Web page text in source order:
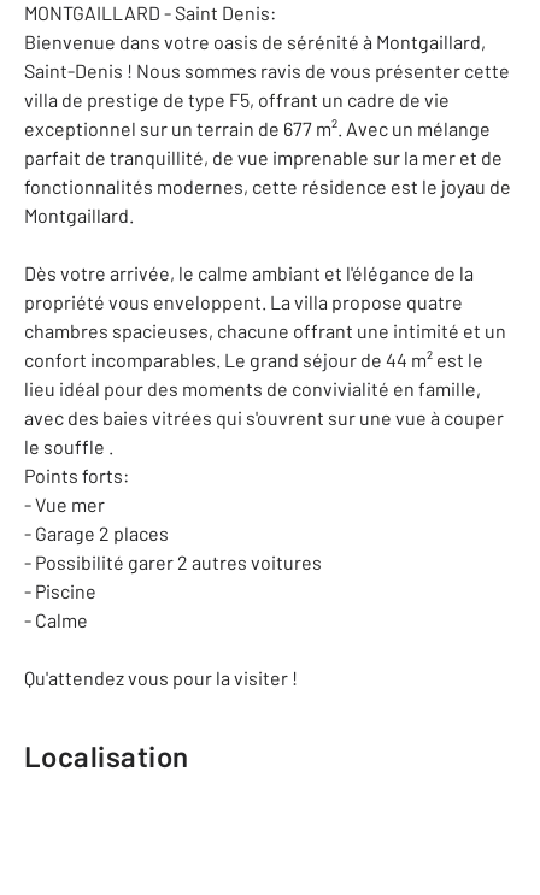
MONTGAILLARD - Saint Denis:
Bienvenue dans votre oasis de sérénité à Montgaillard,
Saint-Denis ! Nous sommes ravis de vous présenter cette
villa de prestige de type F5, offrant un cadre de vie
exceptionnel sur un terrain de 677 m². Avec un mélange
parfait de tranquillité, de vue imprenable sur la mer et de
fonctionnalités modernes, cette résidence est le joyau de
Montgaillard.
Dès votre arrivée, le calme ambiant et l'élégance de la
propriété vous enveloppent. La villa propose quatre
chambres spacieuses, chacune offrant une intimité et un
confort incomparables. Le grand séjour de 44 m² est le
lieu idéal pour des moments de convivialité en famille,
avec des baies vitrées qui s'ouvrent sur une vue à couper
le souffle .
Points forts:
- Vue mer
- Garage 2 places
- Possibilité garer 2 autres voitures
- Piscine
- Calme
Qu'attendez vous pour la visiter !
Localisation